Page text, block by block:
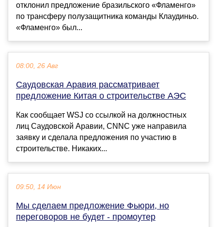
отклонил предложение бразильского «Фламенго»
по трансферу полузащитника команды Клаудиньо.
«Фламенго» был...
08:00, 26 Авг
Саудовская Аравия рассматривает
предложение Китая о строительстве АЭС
Как сообщает WSJ со ссылкой на должностных
лиц Саудовской Аравии, CNNC уже направила
заявку и сделала предложения по участию в
строительстве. Никаких...
09:50, 14 Июн
Мы сделаем предложение Фьюри, но
переговоров не будет - промоутер